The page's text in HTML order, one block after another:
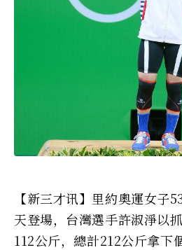
【新三才讯】里約奧運女子
天登場，台灣選手許淑淨以
112公斤，總計212公斤拿下